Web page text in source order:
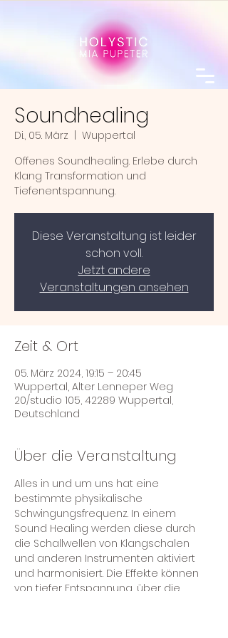
Soundhealing
Di., 05. März
Wuppertal
Offenes Soundhealing. Erlebe durch
Klang Transformation und
Tiefenentspannung.
Diese Veranstaltung ist leider
schon voll.
Jetzt andere
Veranstaltungen ansehen
Zeit & Ort
05. März 2024, 19:15 – 20:45
Wuppertal, Alter Lenneper Weg
20/studio 105, 42289 Wuppertal,
Deutschland
Über die Veranstaltung
Alles in und um uns hat eine
bestimmte physikalische
Schwingungsfrequenz. In einem
Sound Healing werden diese durch
die Schallwellen von Klangschalen
und anderen Instrumenten aktiviert
und harmonisiert. Die Effekte können
von tiefer Entspannung, über die